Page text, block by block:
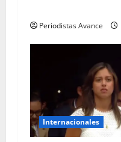
Periodistas Avance
Internacionales